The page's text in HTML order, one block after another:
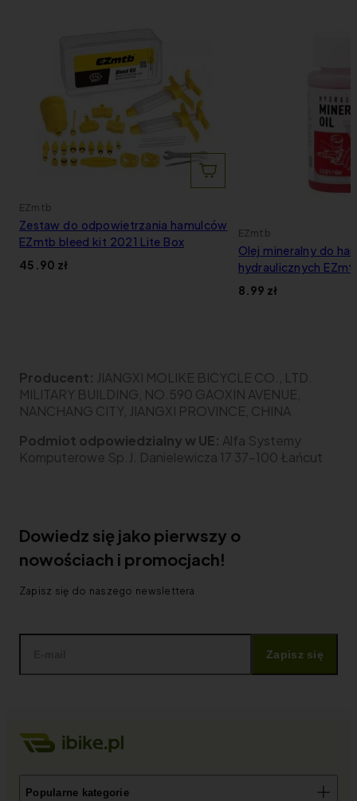
EZmtb
Zestaw do odpowietrzania hamulców
EZmtb bleed kit 2021 Lite Box
45.90 zł
EZmtb
Olej mineralny do
hydraulicznych
8.99 zł
Producent: JIANGXI MOLIKE BICYCLE CO., LTD.
MILITARY BUILDING, NO.590 GAOXIN AVENUE,
NANCHANG CITY, JIANGXI PROVINCE, CHINA
Podmiot odpowiedzialny w UE: Alfa Systemy
Komputerowe Sp.J. Danielewicza 17 37-100 Łańcut
Dowiedz się jako pierwszy o
nowościach i promocjach!
Zapisz się do naszego newslettera
Zapisz się
Popularne kategorie